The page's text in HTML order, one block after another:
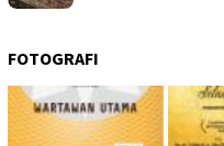
FOTOGRAFI